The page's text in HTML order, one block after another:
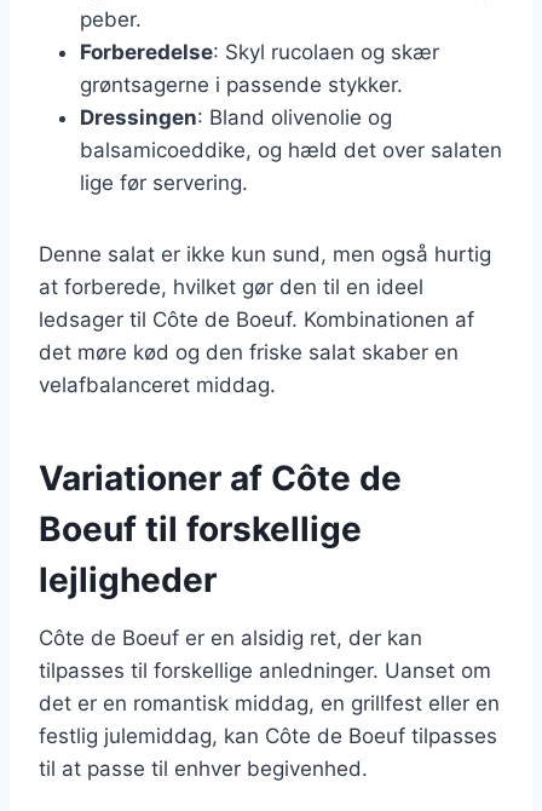
peber.
Forberedelse: Skyl rucolaen og skær
grøntsagerne i passende stykker.
Dressingen: Bland olivenolie og
balsamicoeddike, og hæld det over salaten
lige før servering.
Denne salat er ikke kun sund, men også hurtig
at forberede, hvilket gør den til en ideel
ledsager til Côte de Boeuf. Kombinationen af
det møre kød og den friske salat skaber en
velafbalanceret middag.
Variationer af Côte de
Boeuf til forskellige
lejligheder
Côte de Boeuf er en alsidig ret, der kan
tilpasses til forskellige anledninger. Uanset om
det er en romantisk middag, en grillfest eller en
festlig julemiddag, kan Côte de Boeuf tilpasses
til at passe til enhver begivenhed.